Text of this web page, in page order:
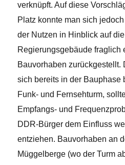
verknüpft. Auf diese
Platz konnte man sich
der Nutzen in Hinblick auf
Regierungsgebäude fraglich
Bauvorhaben zurückgestellt.
sich bereits in der Bauphase
Funk- und Fernsehturm,
Empfangs- und
DDR-Bürger dem Einfluss
entziehen. Bauvorhaben an
Müggelberge (wo der Turm